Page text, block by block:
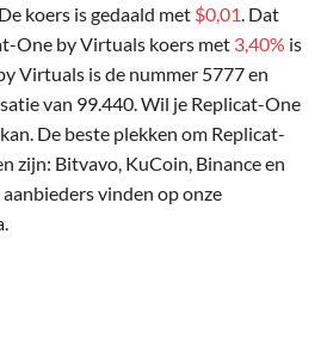
koers is gedaald met $0,01. Dat
One by Virtuals koers met 3,40% is
Virtuals is de nummer 5777 en
van 99.440. Wil je Replicat-One
De beste plekken om Replicat-
zijn: Bitvavo, KuCoin, Binance en
vinden op onze